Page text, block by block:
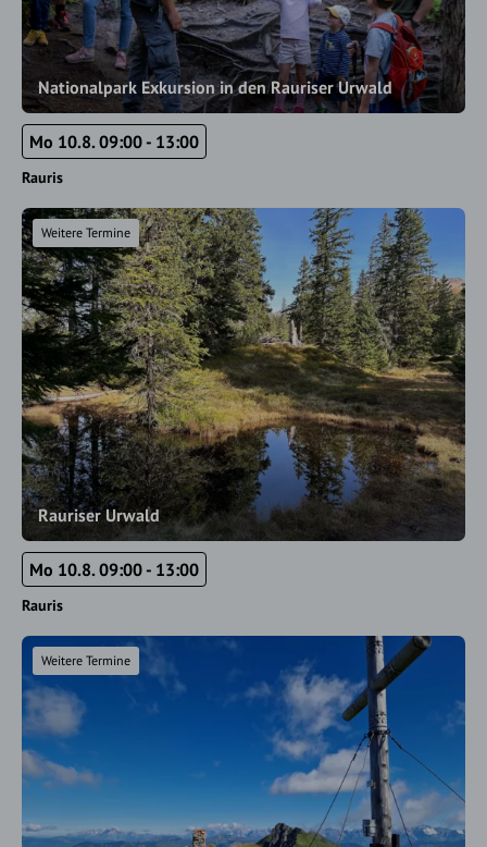
Nationalpark Exkursion in den Rauriser Urwald
Mo 10.8. 09:00 - 13:00
Rauris
Rauriser Urwald
Weitere Termine
Mo 10.8. 09:00 - 13:00
Rauris
Weitere Termine